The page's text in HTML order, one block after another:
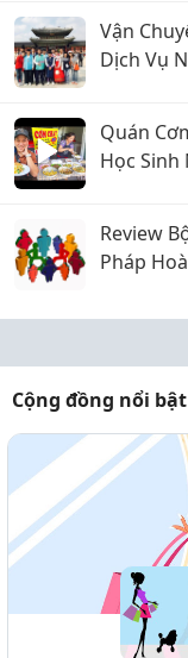
Vận
Dịch Vụ
Quán
Học
Review
Pháp
Cộng đồng nổi bật